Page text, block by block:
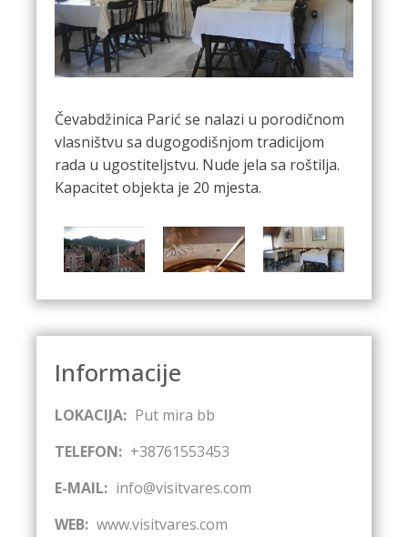
Čevabdžinica Parić se nalazi u porodičnom
vlasništvu sa dugogodišnjom tradicijom
rada u ugostiteljstvu. Nude jela sa roštilja.
Kapacitet objekta je 20 mjesta.
Informacije
LOKACIJA: Put mira bb
TELEFON: +38761553453
E-MAIL: info@visitvares.com
WEB: www.visitvares.com